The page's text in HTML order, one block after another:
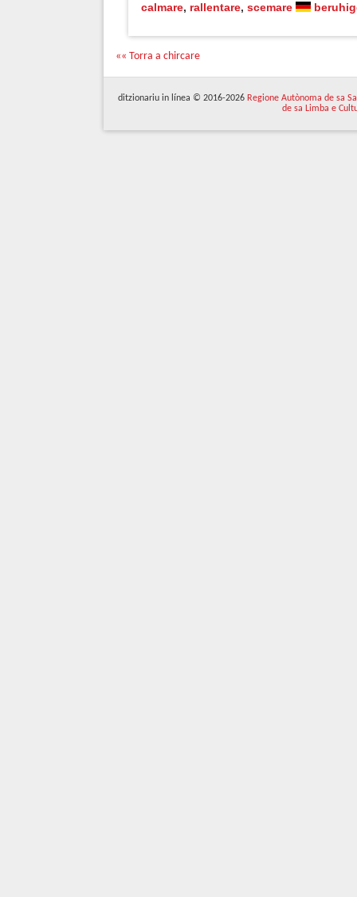
calmare, rallentare, scemare
«« Torra a chircare
ditzionariu in línea © 2016-2026 Regione Autònoma de sa
de sa Limba e